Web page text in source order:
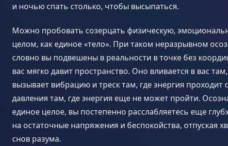
и ночью спать столько, чтобы высыпаться.
Можно пробовать созерцать физическую,
целом, как единое «тело». При таком неразрывном
словно вы подвешены в реальности в точке без
вас мягко давит пространство. Оно вливается в вас
вызывает вибрацию и треск там, где энергия
давления там, где энергия еще не может пройти.
единое целое, вы постепенно расслабляетесь еще
на остаточные напряжения и беспокойства, отпуская
снов разума.